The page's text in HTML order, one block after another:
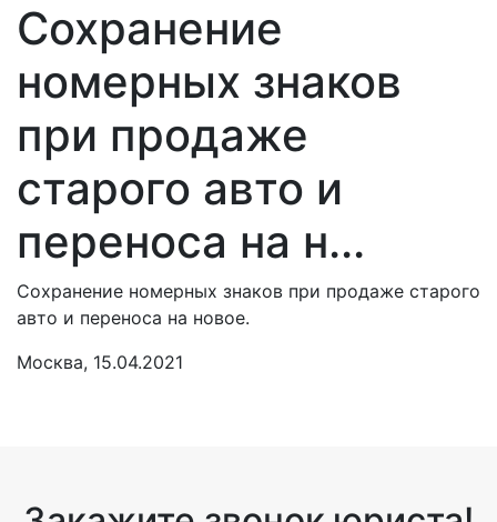
Сохранение
номерных знаков
при продаже
старого авто и
переноса на н...
Сохранение номерных знаков при продаже старого
авто и переноса на новое.
Москва, 15.04.2021